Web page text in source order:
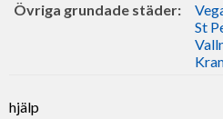
Övriga grundade städer:
St
hjälp